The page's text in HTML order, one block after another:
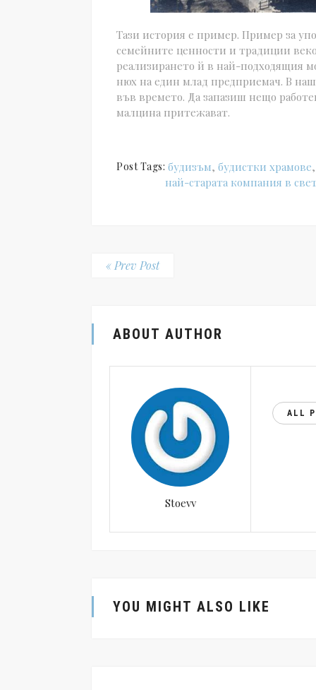
Тази история е пример. Пример за
семейните ценности и традиции
реализирането й в най-подходящия
нюх на един млад предприемач. В
във времето. Да запазиш нещо
малцина притежават.
Post Tags: будизъм, будистки храмове
най-старата компания в
« Prev Post
ABOUT AUTHOR
Stoevv
ALL
YOU MIGHT ALSO LIKE